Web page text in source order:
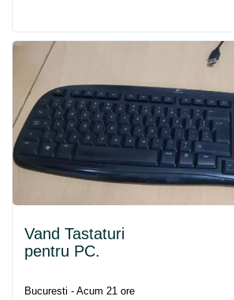
Vand Tastaturi
pentru PC.
Bucuresti - Acum 21 ore